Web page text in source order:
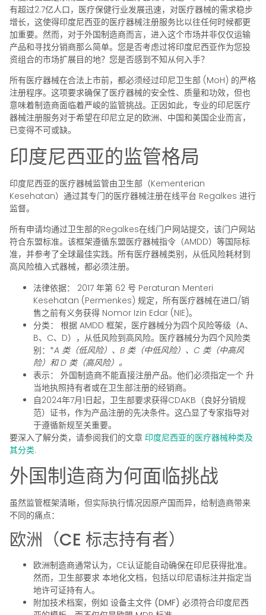
有超过2.7亿人口，医疗保健行业发展迅速，对医疗器械的需求稳步
增长，这使得印度尼西亚的医疗器械注册服务比以往任何时候都更
加重要。然而，对于外国制造商而言，进入这个市场并非仅仅运输
产品和寻找分销商那么简单。您是否考虑过将印度尼西亚作为您投
资组合的市场扩展目的地？您是否感到不知从何入手？
所有医疗器械在合法上市前，都必须经过印尼卫生部 (MoH) 的严格
注册程序。这项要求确保了医疗器械的安全性、质量和功效，但也
意味着制造商面临着严峻的监管挑战。正因如此，专业的印尼医疗
器械注册服务对于希望在印尼立足的欧洲、中国和美国企业而言，
已变得不可或缺。
印度尼西亚的监管格局
印度尼西亚的医疗器械监管由卫生部（Kementerian
Kesehatan）通过其专门的医疗器械注册在线平台 Regalkes 进行
监督。
所有申请均通过卫生部的Regalkes在线门户网站提交，该门户网站
符合东盟标准。该框架遵循东盟医疗器械指令（AMDD）等国际标
准，并参考了全球最佳实践。所有医疗器械类别，从低风险耗材到
高风险植入式器械，都必须注册。
法律依据：
2017 年第 62 号 Peraturan Menteri
Kesehatan (Permenkes) 规定，所有医疗器械在进口/销
售之前有义务获得 Nomor Izin Edar (NIE)。
分类：
根据 AMDD 框架，医疗器械分为四个风险等级（A、
B、C、D），从低风险到高风险。医疗器械分为四个风险类
别：*A 类（低风险）、B 类（中低风险）、C 类（中高风
险）和 D 类（高风险）。
表示：
外国制造商不能直接注册产品。他们必须指定一个 升
当地执照持有者或在卫生部注册的经销商。
自2024年7月1日起，卫生部要求获得CDAKB（良好分销规
范）证书，作为产品注册的先决条件。这凸显了专家指导对
于遵循新规至关重要。
要深入了解分类，请参阅我们的文章 印度尼西亚的医疗器械种类及
其分类.
外国制造商为何面临挑战
虽然监管框架清晰，但实际执行情况因原产国而异，给制造商带来
不同的痛点：
欧洲（CE 标志持有者）
欧洲制造商通常认为，CE认证能自动确保在印尼获得批准。
然而，卫生部要求 本地化文档，包括以印尼语标注并指定当
地许可证持有人。
附加技术档案，例如 设备主文件 (DMF) 必须符合印度尼西